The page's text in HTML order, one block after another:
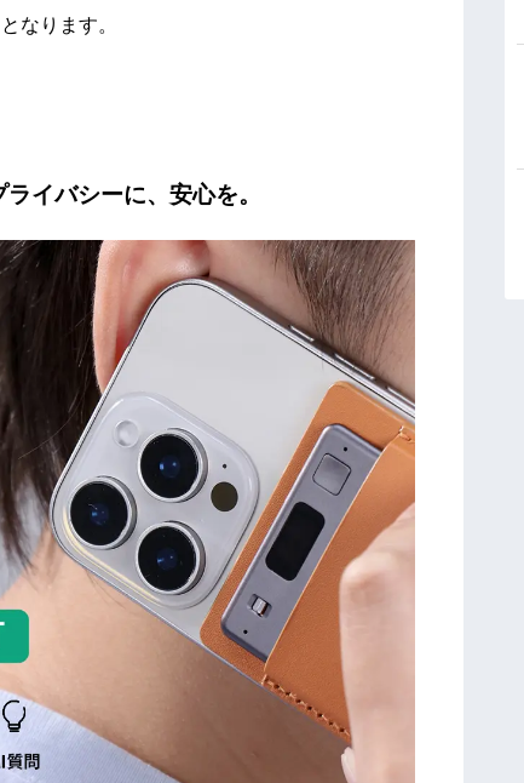
なります。
イバシーに、安心を。